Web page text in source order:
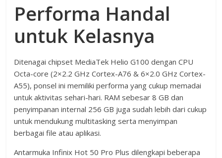
Performa Handal
untuk Kelasnya
Ditenagai chipset MediaTek Helio G100 dengan CPU
Octa-core (2×2.2 GHz Cortex-A76 & 6×2.0 GHz Cortex-
A55), ponsel ini memiliki performa yang cukup memadai
untuk aktivitas sehari-hari. RAM sebesar 8 GB dan
penyimpanan internal 256 GB juga sudah lebih dari cukup
untuk mendukung multitasking serta menyimpan
berbagai file atau aplikasi.
Antarmuka Infinix Hot 50 Pro Plus dilengkapi beberapa